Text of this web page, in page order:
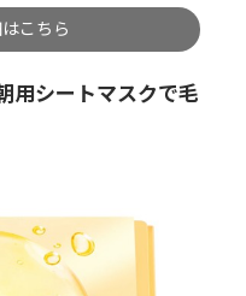
こちら
用シートマスクで毛